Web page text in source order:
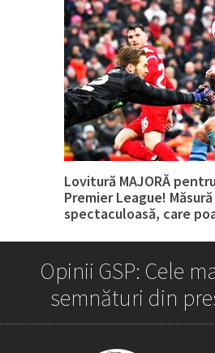
Lovitură MAJORĂ
Premier League! Măsură
spectaculoasă, care
Opinii GSP: Cele
semnături din